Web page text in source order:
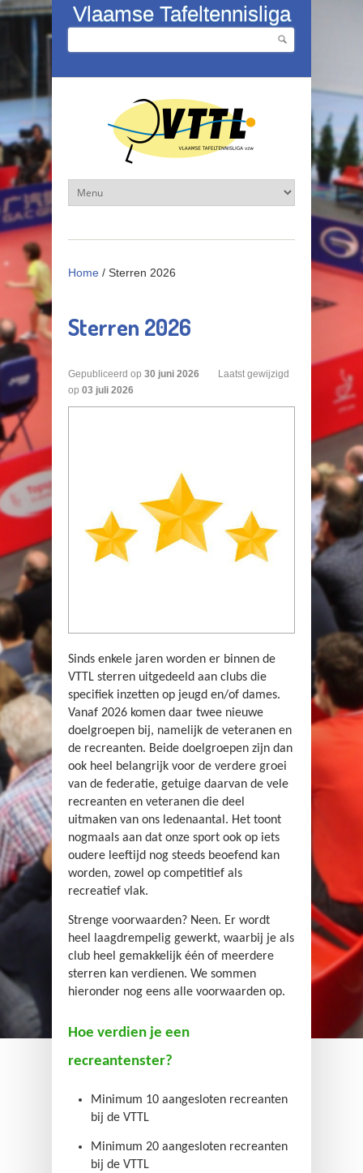
Overslaan en naar de inhoud gaan
Vlaamse Tafeltennisliga
Zoekveld
Home / Sterren 2026
Sterren 2026
Gepubliceerd op 30 juni 2026
Laatst gewijzigd
op 03 juli 2026
Sinds enkele jaren worden er binnen de
VTTL sterren uitgedeeld aan clubs die
specifiek inzetten op jeugd en/of dames.
Vanaf 2026 komen daar twee nieuwe
doelgroepen bij, namelijk de veteranen en
de recreanten. Beide doelgroepen zijn dan
ook heel belangrijk voor de verdere groei
van de federatie, getuige daarvan de vele
recreanten en veteranen die deel
uitmaken van ons ledenaantal. Het toont
nogmaals aan dat onze sport ook op iets
oudere leeftijd nog steeds beoefend kan
worden, zowel op competitief als
recreatief vlak.
Strenge voorwaarden? Neen. Er wordt
heel laagdrempelig gewerkt, waarbij je als
club heel gemakkelijk één of meerdere
sterren kan verdienen. We sommen
hieronder nog eens alle voorwaarden op.
Hoe verdien je een
recreantenster?
Minimum 10 aangesloten recreanten
bij de VTTL
Minimum 20 aangesloten recreanten
bij de VTTL